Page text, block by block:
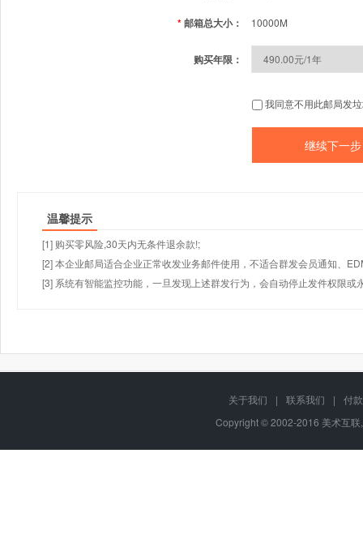
*邮箱总大小： 10000M
购买年限：
我同意不用此邮局发
温馨提示
[1] 购买零风险,30天内无条件退余款!;
[2] 本企业邮局适合企业正常收发业务邮件使用，不适合群发会员通知、
[3] 系统有智能监控功能，一旦发现上述群发行为，会自动停止发件权限或
关于我们 | 联系我们 |
付
Copyright © 2002-2016 美术互